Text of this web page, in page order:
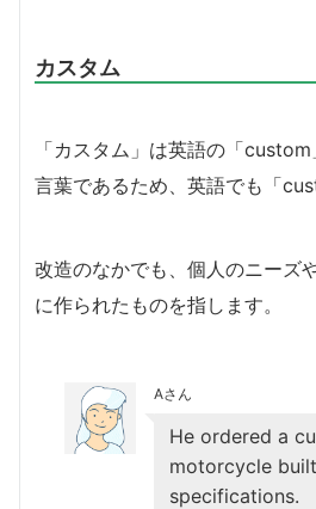
カスタム
「カスタム」は英語の「
言葉であるため、英語でも「
改造のなかでも、個人のニーズ
に作られたものを指します。
Aさん
He ordered a
motorcycle
specifications.